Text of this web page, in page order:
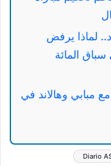
لماذا يرفض
المائة
مبابي وهالاند في
Diario